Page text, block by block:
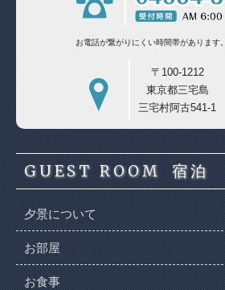
お電話が繋がりにくい時間帯があります。
〒100-1212
東京都三宅島
三宅村阿古541-1
GUEST ROOM 宿泊
夕景について
お部屋
お食事